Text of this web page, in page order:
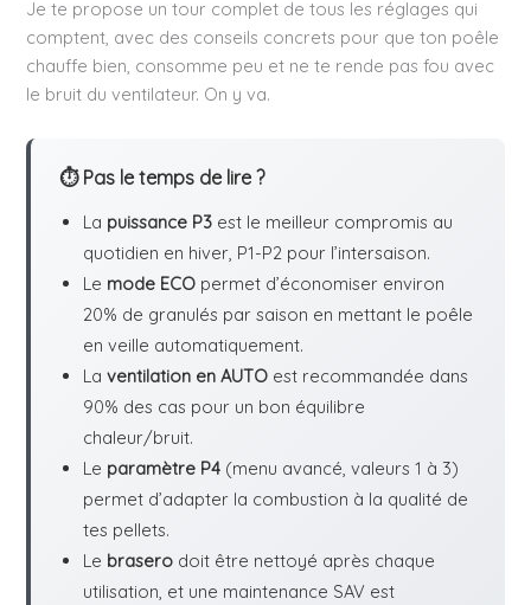
Je te propose un tour complet de tous les réglages qui
comptent, avec des conseils concrets pour que ton poêle
chauffe bien, consomme peu et ne te rende pas fou avec
le bruit du ventilateur. On y va.
⏱ Pas le temps de lire ?
La puissance P3 est le meilleur compromis au
quotidien en hiver, P1-P2 pour l’intersaison.
Le mode ECO permet d’économiser environ
20% de granulés par saison en mettant le poêle
en veille automatiquement.
Laventilation en AUTO est recommandée dans
90% des cas pour un bon équilibre
chaleur/bruit.
Le paramètre P4 (menu avancé, valeurs 1 à 3)
permet d’adapter la combustion à la qualité de
tes pellets.
Le brasero doit être nettoyé après chaque
utilisation, et une maintenance SAV est